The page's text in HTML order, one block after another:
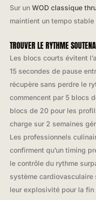
Sur un WOD classique
maintient un tempo
TROUVER LE RYTHME
Les blocs courts évitent
15 secondes de pause
récupère sans perdre le
commencent par 5 blocs
blocs de 20 pour les
charge sur 2 semaines
Les professionnels
confirment qu’un timing
le contrôle du rythme
système
leur explosivité pour la fin